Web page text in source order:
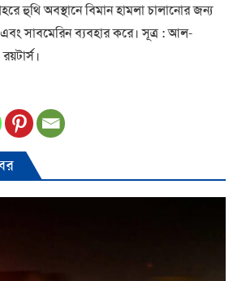
হুথি অবস্থানে বিমান হামলা চালানোর জন্য
এবং সাবমেরিন ব্যবহার করে। সূত্র : আল-